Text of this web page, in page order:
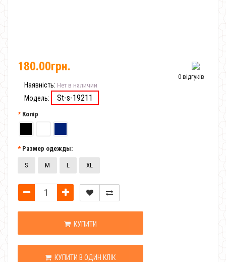
0 відгуків
180.00грн.
Наявність: Нет в наличии
Модель: St-s-19211
Колір
Размер одежды:
S M L XL
КУПИТИ
КУПИТИ В ОДИН КЛІК